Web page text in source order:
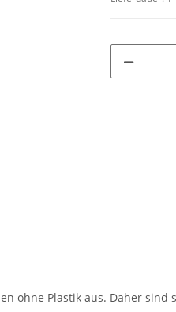
ohne Plastik aus. Daher